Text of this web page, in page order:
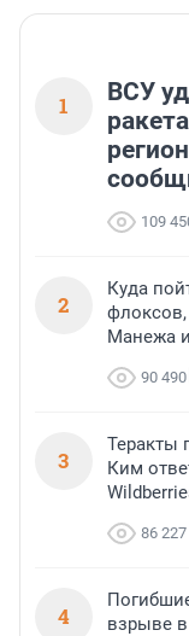
1
ВСУ
109
2
Куда
флоксов,
Манежа
90 490
3
Теракты
Ким
86 227
4
взрыве